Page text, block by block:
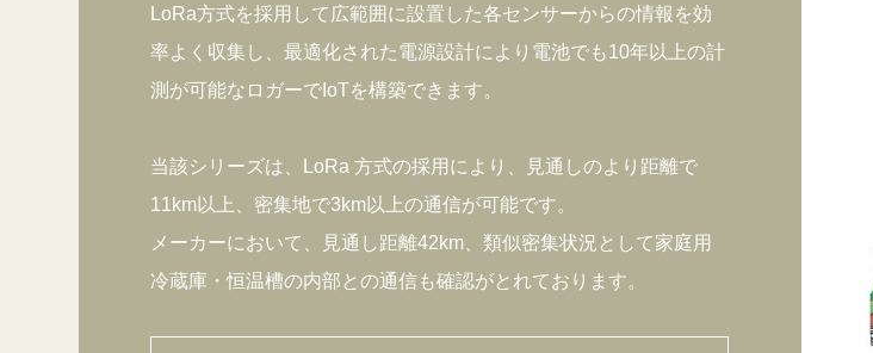
LoRa方式を採用して広範囲に設置した各センサーからの情報を効
率よく収集し、最適化された電源設計により電池でも10年以上の計
測が可能なロガーでIoTを構築できます。
当該シリーズは、LoRa 方式の採用により、見通しのより距離で
11km以上、密集地で3km以上の通信が可能です。
メーカーにおいて、見通し距離42km、類似密集状況として家庭用
冷蔵庫・恒温槽の内部との通信も確認がとれております。